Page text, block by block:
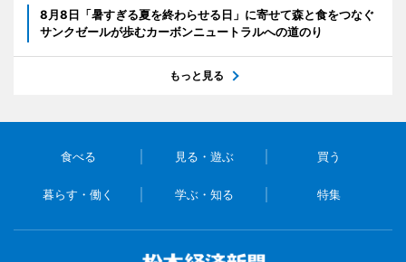
8月8日「暑すぎる夏を終わらせる日」に寄せて森と食をつなぐ
サンクゼールが歩むカーボンニュートラルへの道のり
もっと見る
食べる 見る・遊ぶ 買う
暮らす・働く 学ぶ・知る 特集